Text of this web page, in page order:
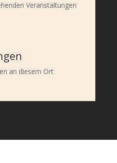
Veranstaltungen
an diesem Ort